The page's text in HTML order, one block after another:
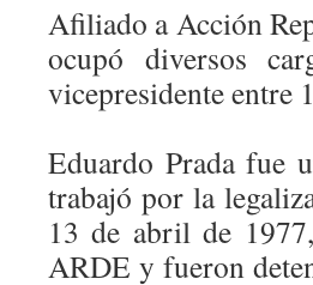
Afiliado a Acción
ocupó diversos
vicepresidente entre
Eduardo Prada fue
trabajó por la
13 de abril de
ARDE y fueron